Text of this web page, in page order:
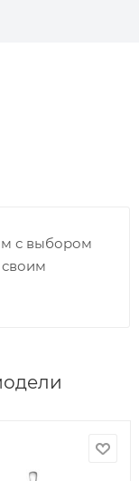
с выбором
своим